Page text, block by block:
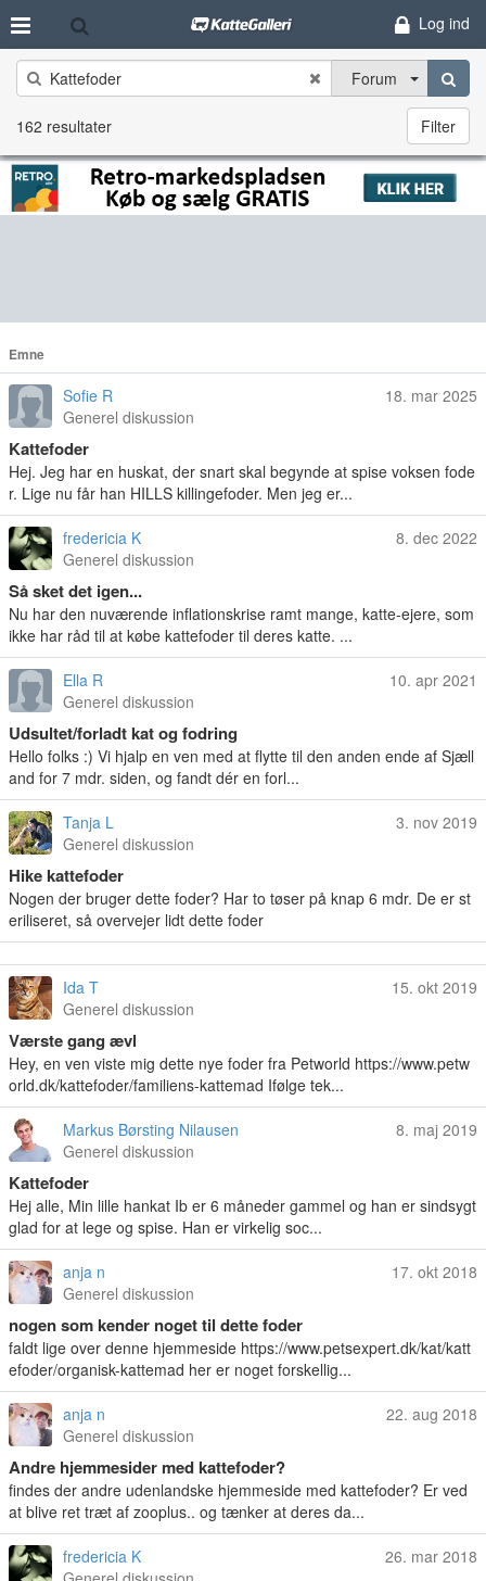
Log ind
Forum
162 resultater Filter
Emne
Sofie R
Generel diskussion
18. mar 2025
Kattefoder
Hej. Jeg har en huskat, der snart skal begynde at spise voksen fode
r. Lige nu får han HILLS killingefoder. Men jeg er...
fredericia K
Generel diskussion
8. dec 2022
Så sket det igen...
Nu har den nuværende inflationskrise ramt mange, katte-ejere, som
ikke har råd til at købe kattefoder til deres katte. ...
Ella R
Generel diskussion
10. apr 2021
Udsultet/forladt kat og fodring
Hello folks :) Vi hjalp en ven med at flytte til den anden ende af Sjæll
and for 7 mdr. siden, og fandt dér en forl...
Tanja L
Generel diskussion
3. nov 2019
Hike kattefoder
Nogen der bruger dette foder? Har to tøser på knap 6 mdr. De er st
eriliseret, så overvejer lidt dette foder
Ida T
Generel diskussion
15. okt 2019
Værste gang ævl
Hey, en ven viste mig dette nye foder fra Petworld https://www.petw
orld.dk/kattefoder/familiens-kattemad Ifølge tek...
Markus Børsting Nilausen
Generel diskussion
8. maj 2019
Kattefoder
Hej alle, Min lille hankat Ib er 6 måneder gammel og han er sindsygt
glad for at lege og spise. Han er virkelig soc...
anja n
Generel diskussion
17. okt 2018
nogen som kender noget til dette foder
faldt lige over denne hjemmeside https://www.petsexpert.dk/kat/katt
efoder/organisk-kattemad her er noget forskellig...
anja n
Generel diskussion
22. aug 2018
Andre hjemmesider med kattefoder?
findes der andre udenlandske hjemmeside med kattefoder? Er ved
at blive ret træt af zooplus.. og tænker at deres da...
fredericia K
26. mar 2018